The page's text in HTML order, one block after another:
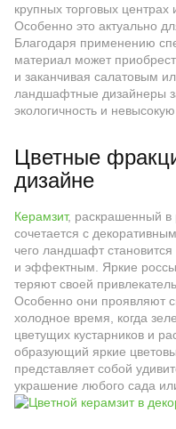
крупных торговых центрах
Особенно это актуально
Благодаря применению
материал может
и заканчивая салатовым
ландшафтные дизайнеры
экологичность и невысокую
Цветные
дизайне
Керамзит, раскрашенный в
сочетается с
чего ландшафт
и эффектным. Яркие
теряют своей
Особенно они проявляют
холодное время, когда
цветущих кустарников и
образующий яркие
представляет собой
украшение любого сада